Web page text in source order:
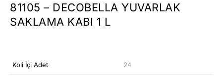
81105 – DECOBELLA YUVARLAK
SAKLAMA KABI 1 L
Koli İçi Adet 24